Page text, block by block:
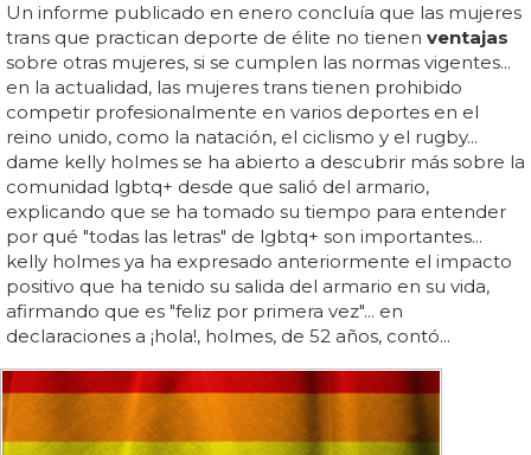
Un informe publicado en enero concluía que las mujeres
trans que practican deporte de élite no tienen ventajas
sobre otras mujeres, si se cumplen las normas vigentes...
en la actualidad, las mujeres trans tienen prohibido
competir profesionalmente en varios deportes en el
reino unido, como la natación, el ciclismo y el rugby...
dame kelly holmes se ha abierto a descubrir más sobre la
comunidad lgbtq+ desde que salió del armario,
explicando que se ha tomado su tiempo para entender
por qué "todas las letras" de lgbtq+ son importantes...
kelly holmes ya ha expresado anteriormente el impacto
positivo que ha tenido su salida del armario en su vida,
afirmando que es "feliz por primera vez"... en
declaraciones a ¡hola!, holmes, de 52 años, contó...